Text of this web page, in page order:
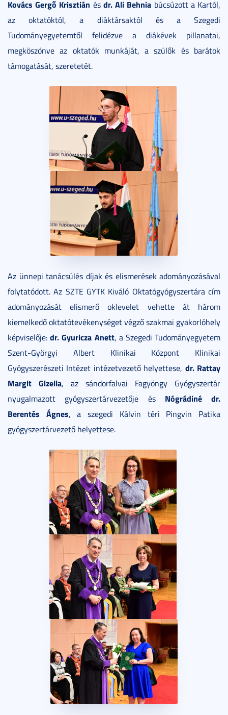
Kovács Gergő Krisztián és dr. Ali Behnia búcsúzott a Kartól,
az oktatóktól, a diáktársaktól és a Szegedi
Tudományegyetemtől felidézve a diákévek pillanatai,
megköszönve az oktatók munkáját, a szülők és barátok
támogatását, szeretetét.
Az ünnepi tanácsülés díjak és elismerések adományozásával
folytatódott. Az SZTE GYTK Kiváló Oktatógyógyszertára cím
adományozását elismerő oklevelet vehette át három
kiemelkedő oktatótevékenységet végző szakmai gyakorlóhely
képviselője:dr. Gyuricza Anett, a Szegedi Tudományegyetem
Szent-Györgyi Albert Klinikai Központ Klinikai
Gyógyszerészeti Intézet intézetvezető helyettese, dr. Rattay
Margit Gizella, az sándorfalvai Fagyöngy Gyógyszertár
nyugalmazott gyógyszertárvezetője és Nógrádiné dr.
Berentés Ágnes, a szegedi Kálvin téri Pingvin Patika
gyógyszertárvezető helyettese.